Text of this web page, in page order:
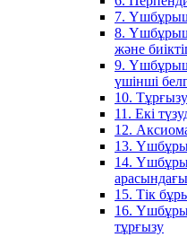
7.
8.
және
9.
үшінші
10.
11. Екі
12.
13.
14.
15. Тік
16.
тұрғызу